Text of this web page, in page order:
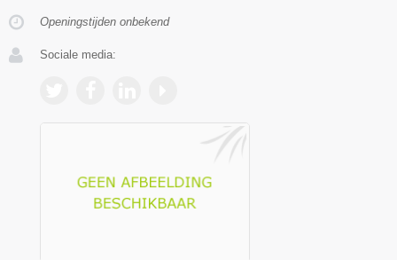
Openingstijden onbekend
Sociale media: